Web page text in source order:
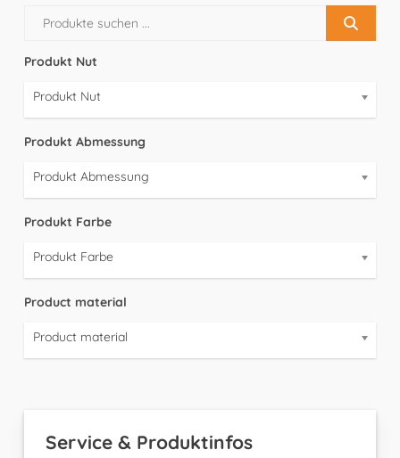
Produkt Nut
Produkt Nut
Produkt Abmessung
Produkt Abmessung
Produkt Farbe
Produkt Farbe
Product material
Product material
Service & Produktinfos